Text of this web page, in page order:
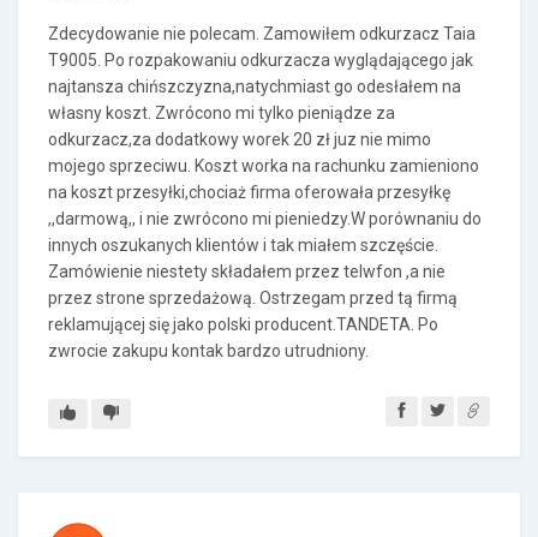
Zdecydowanie nie polecam. Zamowiłem odkurzacz Taia
T9005. Po rozpakowaniu odkurzacza wyglądającego jak
najtansza chińszczyzna,natychmiast go odesłałem na
własny koszt. Zwrócono mi tylko pieniądze za
odkurzacz,za dodatkowy worek 20 zł juz nie mimo
mojego sprzeciwu. Koszt worka na rachunku zamieniono
na koszt przesyłki,chociaż firma oferowała przesyłkę
,,darmową,, i nie zwrócono mi pieniedzy.W porównaniu do
innych oszukanych klientów i tak miałem szczęście.
Zamówienie niestety składałem przez telwfon ,a nie
przez strone sprzedażową. Ostrzegam przed tą firmą
reklamującej się jako polski producent.TANDETA. Po
zwrocie zakupu kontak bardzo utrudniony.